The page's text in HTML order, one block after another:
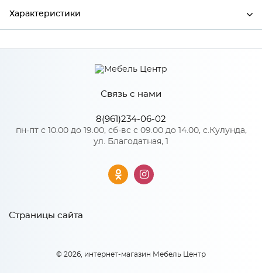
Характеристики
Ширина 246
1004
16
Сурская мебель
Связь с нами
8(961)234-06-02
пн-пт с 10.00 до 19.00, сб-вс с 09.00 до 14.00, с.Кулунда,
ул. Благодатная, 1
Страницы сайта
© 2026, интернет-магазин Мебель Центр